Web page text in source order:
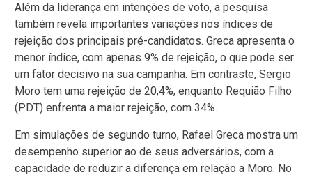
Além da liderança em intenções de voto, a pesquisa
também revela importantes variações nos índices de
rejeição dos principais pré-candidatos. Greca apresenta o
menor índice, com apenas 9% de rejeição, o que pode ser
um fator decisivo na sua campanha. Em contraste, Sergio
Moro tem uma rejeição de 20,4%, enquanto Requião Filho
(PDT) enfrenta a maior rejeição, com 34%.
Em simulações de segundo turno, Rafael Greca mostra um
desempenho superior ao de seus adversários, com a
capacidade de reduzir a diferença em relação a Moro. No